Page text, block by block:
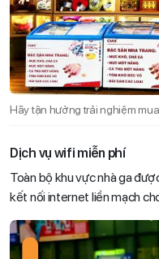
Hãy tận hưởng trải nghiệm
Dịch vụ wifi miễn phí
Toàn bộ khu vực nhà ga
kết nối internet liền mạch